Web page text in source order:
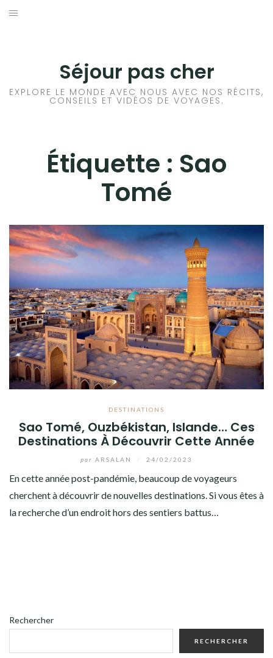
Aller
Séjour pas cher
EXPLORE LE MONDE AVEC NOUS AVEC NOS RÉCITS,
CONSEILS ET VIDÉOS DE VOYAGES.
Étiquette : Sao
Tomé
DESTINATIONS
Sao Tomé, Ouzbékistan, Islande… Ces
Destinations À Découvrir Cette Année
par ARSALAN 24/02/2023
En cette année post-pandémie, beaucoup de voyageurs
cherchent à découvrir de nouvelles destinations. Si vous êtes à
la recherche d’un endroit hors des sentiers battus…
Rechercher
RECHERCHER
HÔTEL
RANDONNÉE